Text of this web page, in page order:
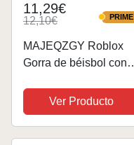
11,29€
12,10€ PRIME
PRIME
MAJEQZGY Roblox
Gorra de béisbol con
animados para niños y
niñas, gorra ajustable
para niños, gorra de
Ver Producto